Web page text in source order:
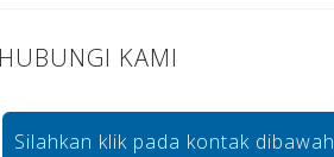
HUBUNGI KAMI
Silahkan klik pada kontak dibawah